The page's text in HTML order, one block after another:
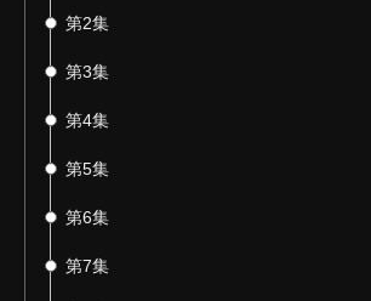
第2集
第3集
第4集
第5集
第6集
第7集